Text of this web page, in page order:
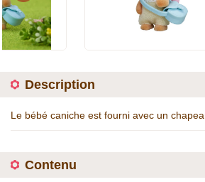
Description
Le bébé caniche est fourni avec un
Contenu